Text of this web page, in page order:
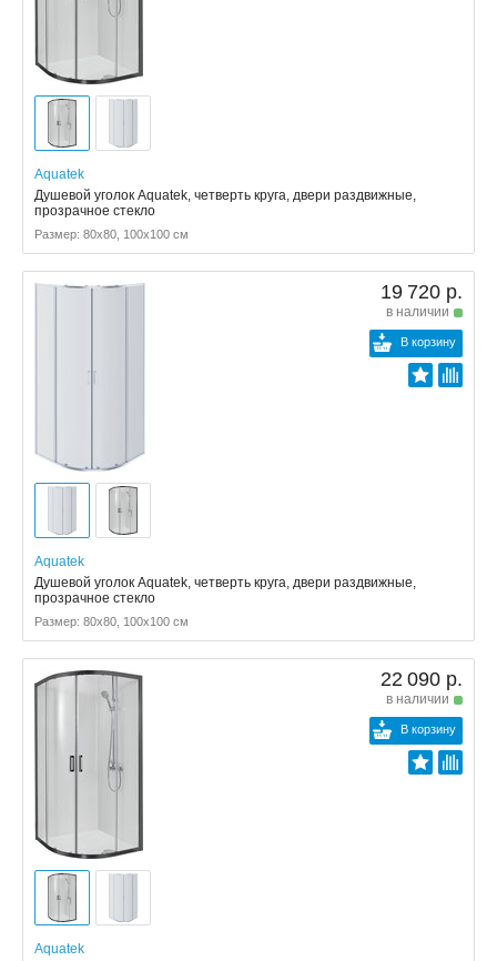
Aquatek
Душевой уголок Aquatek, четверть круга, двери раздвижные,
прозрачное стекло
Размер: 80x80, 100x100 см
19 720 р.
в наличии
В корзину
Aquatek
Душевой уголок Aquatek, четверть круга, двери раздвижные,
прозрачное стекло
Размер: 80x80, 100x100 см
22 090 р.
в наличии
В корзину
Aquatek